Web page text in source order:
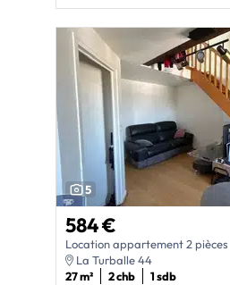
5
584 €
Location appartement 2 pièces
La Turballe 44
27 m²
2 chb 1 sdb